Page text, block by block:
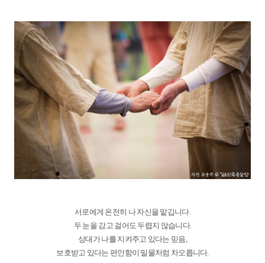
서로에게 온전히 나 자신을 맡깁니다.
두 눈을 감고 걸어도 두렵지 않습니다.
상대가 나를 지켜주고 있다는 믿음,
보호받고 있다는 편안함이 밀물처럼 차오릅니다.